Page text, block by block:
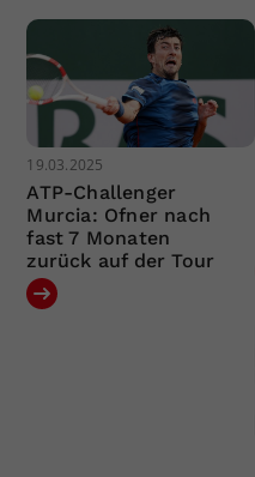
19.03.2025
ATP-Challenger
Murcia: Ofner nach
fast 7 Monaten
zurück auf der Tour